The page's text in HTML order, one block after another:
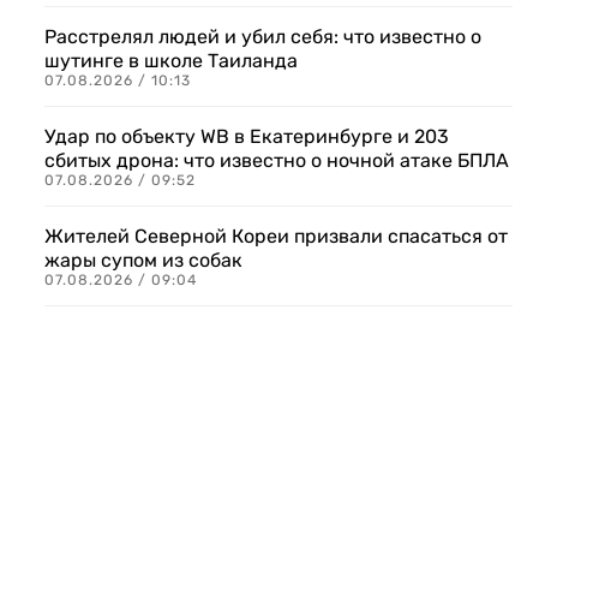
Расстрелял людей и убил себя: что известно о
шутинге в школе Таиланда
07.08.2026 / 10:13
Удар по объекту WB в Екатеринбурге и 203
сбитых дрона: что известно о ночной атаке БПЛА
07.08.2026 / 09:52
Жителей Северной Кореи призвали спасаться от
жары супом из собак
07.08.2026 / 09:04